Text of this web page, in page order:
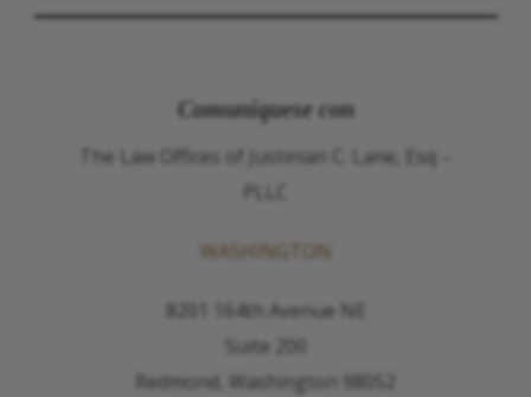
Comuníquese con
The Law Offices of Justinian C. Lane, Esq –
PLLC
WASHINGTON
8201 164th Avenue NE
Suite 200
Redmond, Washington 98052